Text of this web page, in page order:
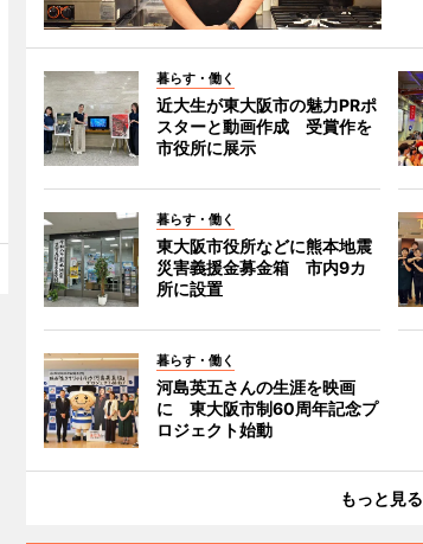
暮らす・働く
近大生が東大阪市の魅力PRポ
スターと動画作成 受賞作を
市役所に展示
暮らす・働く
東大阪市役所などに熊本地震
災害義援金募金箱 市内9カ
所に設置
暮らす・働く
河島英五さんの生涯を映画
に 東大阪市制60周年記念プ
ロジェクト始動
もっと見る